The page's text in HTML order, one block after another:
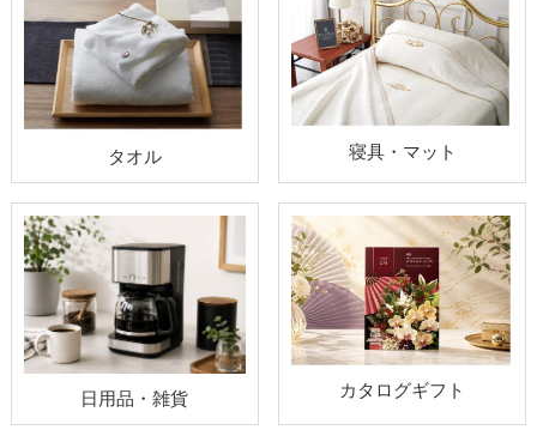
タオル 寝具・マット
日用品・雑貨 カタログギフト